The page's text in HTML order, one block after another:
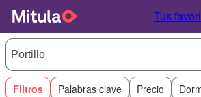
Tus
Filtros Palabras clave Precio